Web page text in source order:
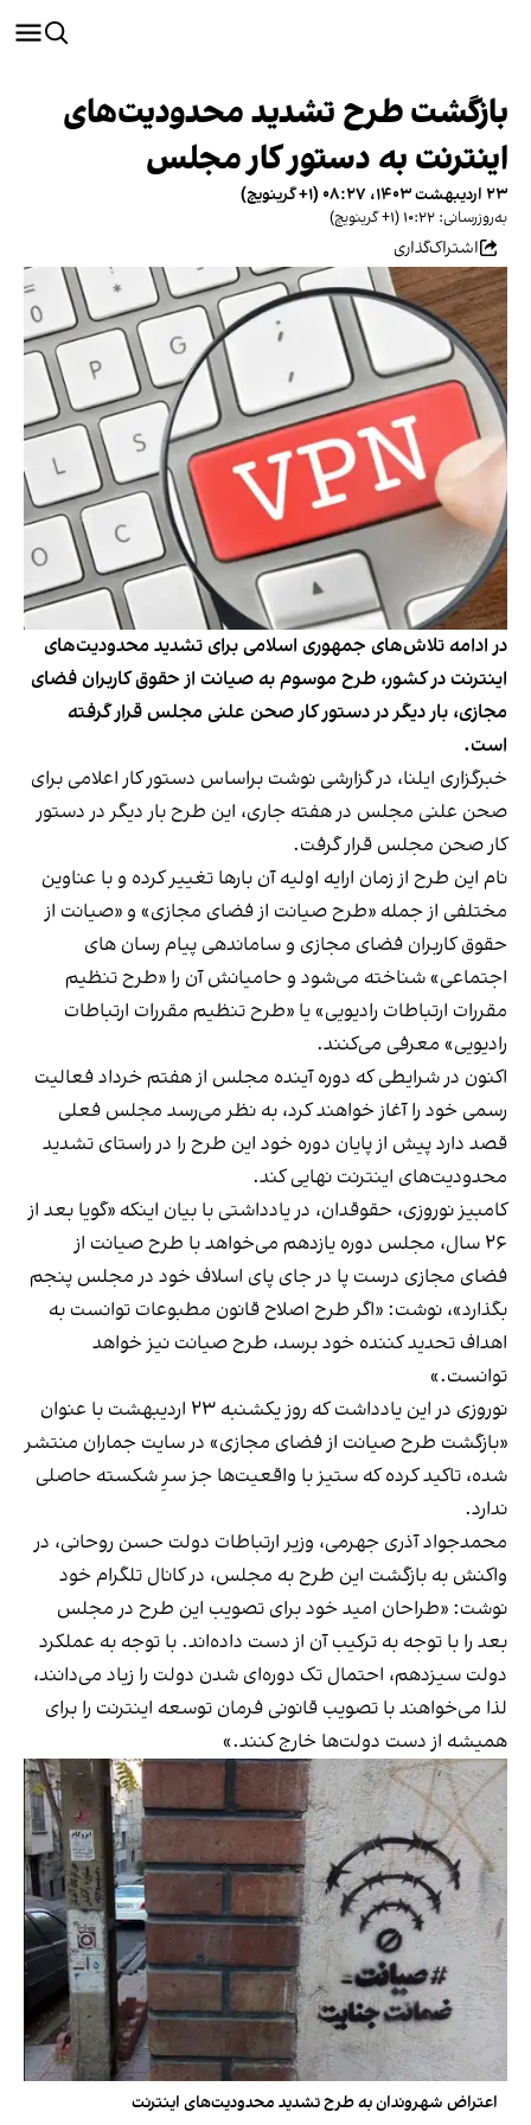
بازگشت طرح تشدید محدودیت‌های
اینترنت به دستور کار مجلس
۲۳ اردیبهشت ۱۴۰۳، ۰۸:۲۷ (‎+۱ گرینویچ)
به‌روزرسانی: ۱۰:۲۲ (‎+۱ گرینویچ)
اشتراک‌گذاری
در ادامه تلاش‌های جمهوری اسلامی برای تشدید محدودیت‌های
اینترنت در کشور، طرح موسوم به صیانت از حقوق کاربران فضای
مجازی، بار دیگر در دستور کار صحن علنی مجلس قرار گرفته
است.
خبرگزاری ایلنا، در گزارشی نوشت براساس دستور کار اعلامی برای
صحن علنی مجلس در هفته جاری، این طرح بار دیگر در دستور
کار صحن مجلس قرار گرفت.
نام این طرح از زمان ارایه اولیه آن بارها تغییر کرده و با عناوین
مختلفی از جمله «طرح صیانت از فضای مجازی» و «صیانت از
حقوق کاربران فضای مجازی و ساماندهی پیام رسان های
اجتماعی» شناخته می‌شود و حامیانش آن را «طرح تنظیم
مقررات ارتباطات رادیویی» یا «طرح تنظیم مقررات ارتباطات
رادیویی» معرفی می‌کنند.
اکنون در شرایطی که دوره آینده مجلس از هفتم خرداد فعالیت
رسمی خود را آغاز خواهند کرد، به نظر می‌رسد مجلس فعلی
قصد دارد پیش از پایان دوره خود این طرح را در راستای تشدید
محدودیت‌های اینترنت نهایی کند.
کامبیز نوروزی، حقوقدان، در یادداشتی با بیان اینکه «گویا بعد از
۲۶ سال، مجلس دوره یازدهم می‌خواهد با طرح صیانت از
فضای مجازی درست پا در جای پای اسلاف خود در مجلس پنجم
بگذارد»، نوشت: «اگر طرح اصلاح قانون مطبوعات توانست به
اهداف تحدید کننده خود برسد، طرح صیانت نیز خواهد
توانست.»
نوروزی در این یادداشت که روز یکشنبه ۲۳ اردیبهشت با عنوان
«بازگشت طرح صیانت از فضای مجازی» در سایت جماران منتشر
شده، تاکید کرده که ستیز با واقعیت‌ها جز سرِ شکسته حاصلی
ندارد.
محمدجواد آذری جهرمی، وزیر ارتباطات دولت حسن روحانی، در
واکنش به بازگشت این طرح به مجلس، در کانال تلگرام خود
نوشت: «طراحان امید خود برای تصویب این طرح در مجلس
بعد را با توجه به ترکیب آن از دست داده‌اند. با توجه به عملکرد
دولت سیزدهم، احتمال تک دوره‌ای شدن دولت را زیاد می‌دانند،
لذا می‌خواهند با تصویب قانونی فرمان توسعه اینترنت را برای
همیشه از دست دولت‌ها خارج کنند.»
اعتراض شهروندان به طرح تشدید محدودیت‌های اینترنت